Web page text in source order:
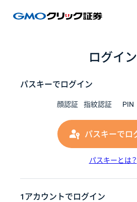
ログイン
パスキーでログイン
顔認証 指紋認証 PIN
パスキーでロ
パスキーとは？
1アカウントでログイン